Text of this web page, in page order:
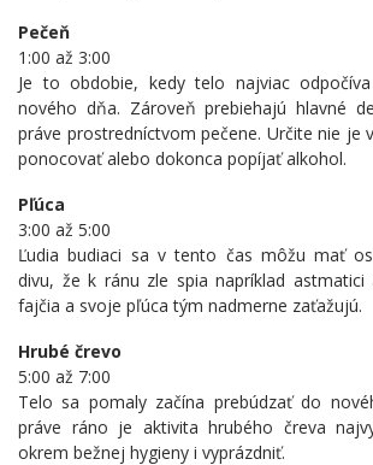
Pečeň
1:00 až 3:00
Je to obdobie, kedy telo najviac
nového dňa. Zároveň prebiehajú hlavné
práve prostredníctvom pečene. Určite nie je
ponocovať alebo dokonca popíjať alkohol.
Pľúca
3:00 až 5:00
Ľudia budiaci sa v tento čas môžu mať
divu, že k ránu zle spia napríklad
fajčia a svoje pľúca tým nadmerne zaťažujú.
Hrubé črevo
5:00 až 7:00
Telo sa pomaly začína prebúdzať do
práve ráno je aktivita hrubého čreva
okrem bežnej hygieny i vyprázdniť.